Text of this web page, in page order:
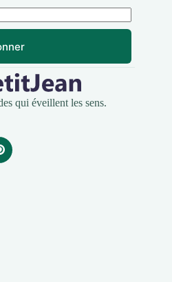
qui éveillent les sens.